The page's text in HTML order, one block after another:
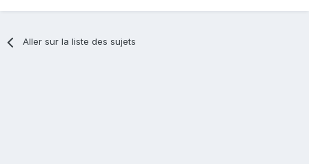
Aller sur la liste des sujets